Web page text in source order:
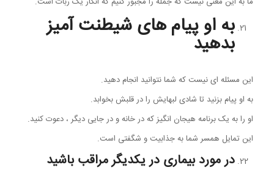
به او پیام های شیطنت آمیز
بدهید
این مسئله ای نیست که شما نتوانید انجام دهید.
به او پیام بزنید تا شادی لبهایش را در قلبش بخوابد.
او را به یک برنامه هیجان انگیز که در خانه و در جایی دیگر ، دعوت کنید.
این تمایل همسر شما به جذابیت و شگفتی است.
در مورد بیماری در یکدیگر مراقب باشید